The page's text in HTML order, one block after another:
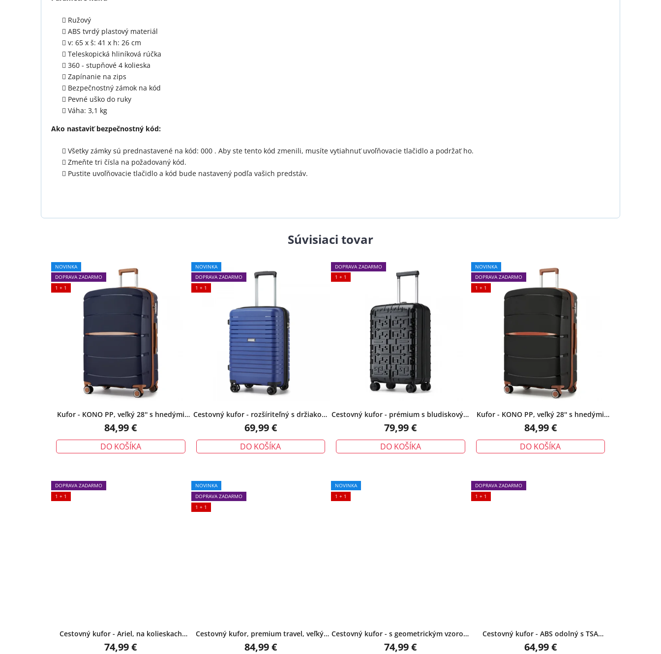
Ružový
ABS tvrdý plastový materiál
v: 65 x š: 41 x h: 26 cm
Teleskopická hliníková rúčka
360 - stupňové 4 kolieska
Zapínanie na zips
Bezpečnostný zámok na kód
Pevné uško do ruky
Váha: 3,1 kg
Ako nastaviť bezpečnostný kód:
Všetky zámky sú prednastavené na kód: 000 . Aby ste tento kód zmenili, musíte vytiahnuť uvoľňovacie tlačidlo a podržať ho.
Zmeňte tri čísla na požadovaný kód.
Pustite uvoľňovacie tlačidlo a kód bude nastavený podľa vašich predstáv.
Súvisiaci tovar
NOVINKA
DOPRAVA ZADARMO
1 + 1
Kufor - KONO PP, veľký 28'' s hnedými
detailmi – modrý
84,99 €
DO KOŠÍKA
NOVINKA
DOPRAVA ZADARMO
1 + 1
Cestovný kufor - rozšíriteľný s držiakom
na pohár, malý, modrý
69,99 €
DO KOŠÍKA
DOPRAVA ZADARMO
1 + 1
Cestovný kufor - prémium s bludiskovým
vzorom, malý, čierny
79,99 €
DO KOŠÍKA
NOVINKA
DOPRAVA ZADARMO
1 + 1
Kufor - KONO PP, veľký 28'' s hnedými
detailmi – čierny
84,99 €
DO KOŠÍKA
DOPRAVA ZADARMO
1 + 1
Cestovný kufor - Ariel, na kolieskach
cestovný, veľký, čierny
74,99 €
NOVINKA
DOPRAVA ZADARMO
1 + 1
Cestovný kufor, premium travel, veľký,
čierny
84,99 €
NOVINKA
1 + 1
Cestovný kufor - s geometrickým vzorom
a TSA zámkom, stredný, čierny
74,99 €
DOPRAVA ZADARMO
1 + 1
Cestovný kufor - ABS odolný s TSA
zámkom, malý, čierny
64,99 €